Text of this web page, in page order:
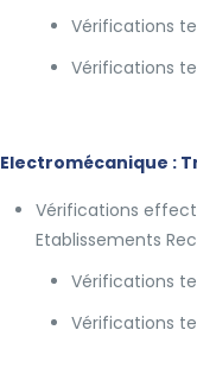
Vérifications
Vérifications
Electromécanique :
Vérifications
Etablissements
​Vérifications
Vérifications